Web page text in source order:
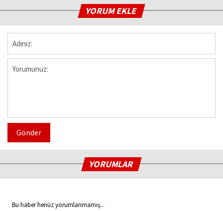
YORUM EKLE
Gönder
YORUMLAR
Bu haber henüz yorumlanmamış...